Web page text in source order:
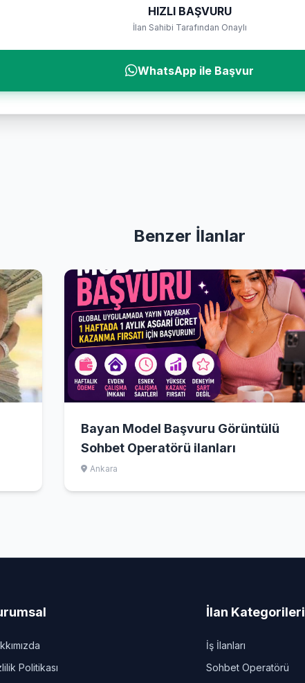
HIZLI BAŞVURU
İlan Sahibi Tarafından Onaylı
WhatsApp ile Başvur
Benzer İlanlar
Bayan Model Başvuru Görüntülü
Sohbet Operatörü ilanları
Ankara
Politikası
İlan Kategorileri
İş İlanları
Sohbet Operatörü